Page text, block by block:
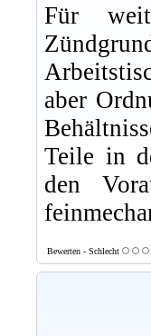
Für
aber
Teile in
den
Bewerten - Schlecht